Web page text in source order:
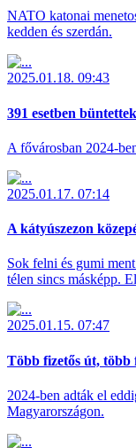
NATO katonai
kedden és szerdán.
2025.01.18. 09:43
391 esetben
A fővárosban 2024-
2025.01.17. 07:14
A kátyúszezon
Sok felni és gumi
télen sincs másképp.
2025.01.15. 07:47
Több fizetős út, több
2024-ben adták el
Magyarországon.